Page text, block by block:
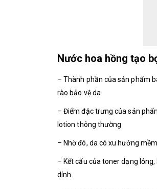
Nước hoa hồng tạo
– Thành phần của sản phẩm
rào bảo vệ da
– Điểm đặc trưng của sản
lotion thông thường
– Nhờ đó, da có xu hướng
– Kết cấu của toner dạng
dính